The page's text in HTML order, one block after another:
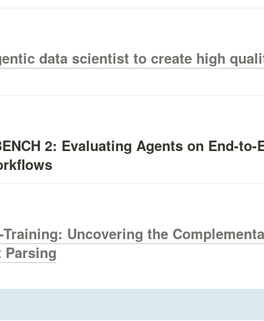
data scientist to create high
2: Evaluating Agents on End-to-
Uncovering the
Parsing